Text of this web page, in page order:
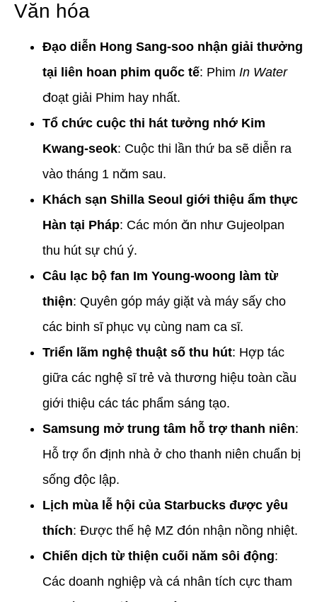
Văn hóa
Đạo diễn Hong Sang-soo nhận giải thưởng
tại liên hoan phim quốc tế: Phim In Water
đoạt giải Phim hay nhất.
Tổ chức cuộc thi hát tưởng nhớ Kim
Kwang-seok: Cuộc thi lần thứ ba sẽ diễn ra
vào tháng 1 năm sau.
Khách sạn Shilla Seoul giới thiệu ẩm thực
Hàn tại Pháp: Các món ăn như Gujeolpan
thu hút sự chú ý.
Câu lạc bộ fan Im Young-woong làm từ
thiện: Quyên góp máy giặt và máy sấy cho
các binh sĩ phục vụ cùng nam ca sĩ.
Triển lãm nghệ thuật số thu hút: Hợp tác
giữa các nghệ sĩ trẻ và thương hiệu toàn cầu
giới thiệu các tác phẩm sáng tạo.
Samsung mở trung tâm hỗ trợ thanh niên:
Hỗ trợ ổn định nhà ở cho thanh niên chuẩn bị
sống độc lập.
Lịch mùa lễ hội của Starbucks được yêu
thích: Được thế hệ MZ đón nhận nồng nhiệt.
Chiến dịch từ thiện cuối năm sôi động:
Các doanh nghiệp và cá nhân tích cực tham